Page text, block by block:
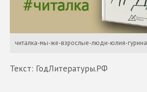
читалка-мы-же-взрослые-люди-юлия-гурина
Текст: ГодЛитературы.РФ